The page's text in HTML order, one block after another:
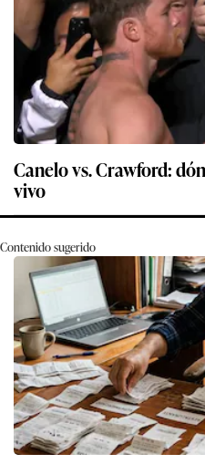
Canelo vs. Crawford:
vivo
Contenido sugerido